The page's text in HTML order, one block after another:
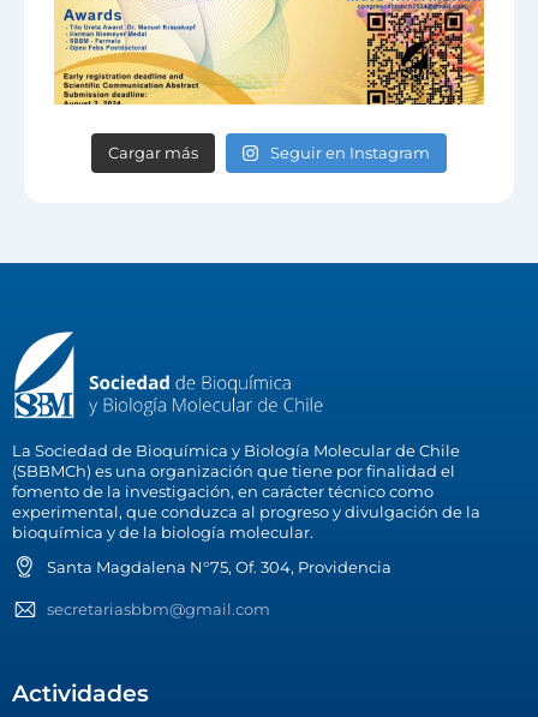
Cargar más Seguir en Instagram
La Sociedad de Bioquímica y Biología Molecular de Chile
(SBBMCh) es una organización que tiene por finalidad el
fomento de la investigación, en carácter técnico como
experimental, que conduzca al progreso y divulgación de la
bioquímica y de la biología molecular.
Santa Magdalena N°75, Of. 304, Providencia
secretariasbbm@gmail.com
Actividades